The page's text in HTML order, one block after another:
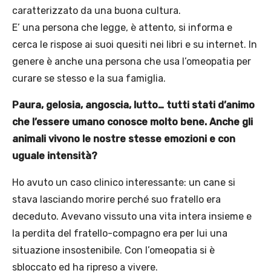
caratterizzato da una buona cultura.
E’ una persona che legge, è attento, si informa e
cerca le rispose ai suoi quesiti nei libri e su internet. In
genere è anche una persona che usa l’omeopatia per
curare se stesso e la sua famiglia.
Paura, gelosia, angoscia, lutto… tutti stati d’animo
che l’essere umano conosce molto bene. Anche gli
animali vivono le nostre stesse emozioni e con
uguale intensità?
Ho avuto un caso clinico interessante: un cane si
stava lasciando morire perché suo fratello era
deceduto. Avevano vissuto una vita intera insieme e
la perdita del fratello-compagno era per lui una
situazione insostenibile. Con l’omeopatia si è
sbloccato ed ha ripreso a vivere.